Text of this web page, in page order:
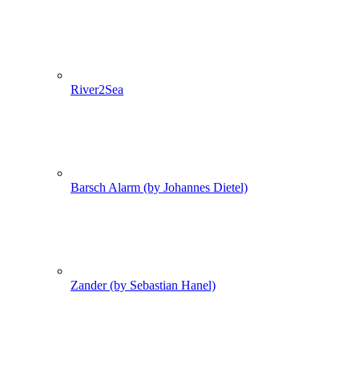
River2Sea
Barsch Alarm (by Johannes Dietel)
Zander (by Sebastian Hanel)